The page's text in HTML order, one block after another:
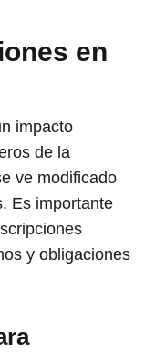
en
impacto
de la
ve modificado
Es importante
y obligaciones